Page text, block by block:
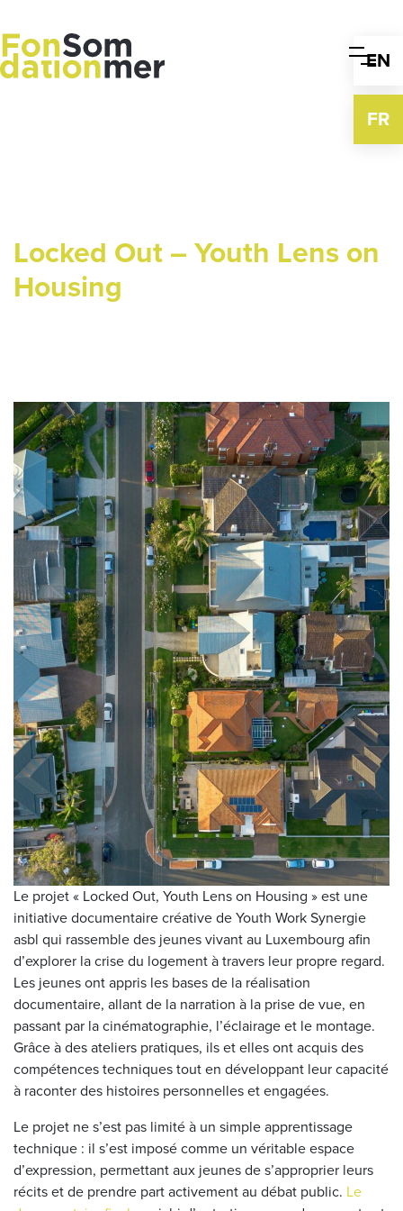
to
content
EN
FR
Locked Out – Youth Lens on
Housing
Le projet « Locked Out, Youth Lens on Housing » est une
initiative documentaire créative de Youth Work Synergie
asbl qui rassemble des jeunes vivant au Luxembourg afin
d’explorer la crise du logement à travers leur propre regard.
Les jeunes ont appris les bases de la réalisation
documentaire, allant de la narration à la prise de vue, en
passant par la cinématographie, l’éclairage et le montage.
Grâce à des ateliers pratiques, ils et elles ont acquis des
compétences techniques tout en développant leur capacité
à raconter des histoires personnelles et engagées.
Le projet ne s’est pas limité à un simple apprentissage
technique : il s’est imposé comme un véritable espace
d’expression, permettant aux jeunes de s’approprier leurs
récits et de prendre part activement au débat public. Le